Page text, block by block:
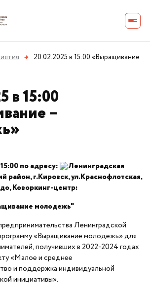
→ 20.02.2025 в 15:00 «Выращивание
в 15:00
–
по адресу:
Ленинградская
район, г.Кировск, ул.Краснофлотская,
Коворкинг-центр:
молодежь"
Ленинградской
«Выращивание молодежь» для
получивших в 2022-2024 годах
«Малое и среднее
и поддержка индивидуальной
инициативы».